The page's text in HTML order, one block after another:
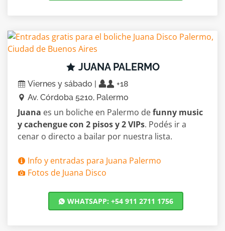
JUANA PALERMO
Viernes y sábado |
+18
Av. Córdoba 5210, Palermo
Juana es un boliche en Palermo defunny music
y cachengue con 2 pisos y 2 VIPs. Podés ir a
cenar o directo a bailar por nuestra lista.
Info y entradas para Juana Palermo
Fotos de Juana Disco
WHATSAPP: +54 911 2711 1756